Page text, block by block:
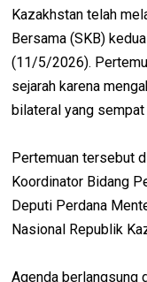
Kazakhstan telah
Bersama (SKB)
(11/5/2026).
sejarah karena
bilateral yang
Pertemuan tersebut
Koordinator Bidang
Deputi Perdana
Nasional Republik
Agenda berlangsung